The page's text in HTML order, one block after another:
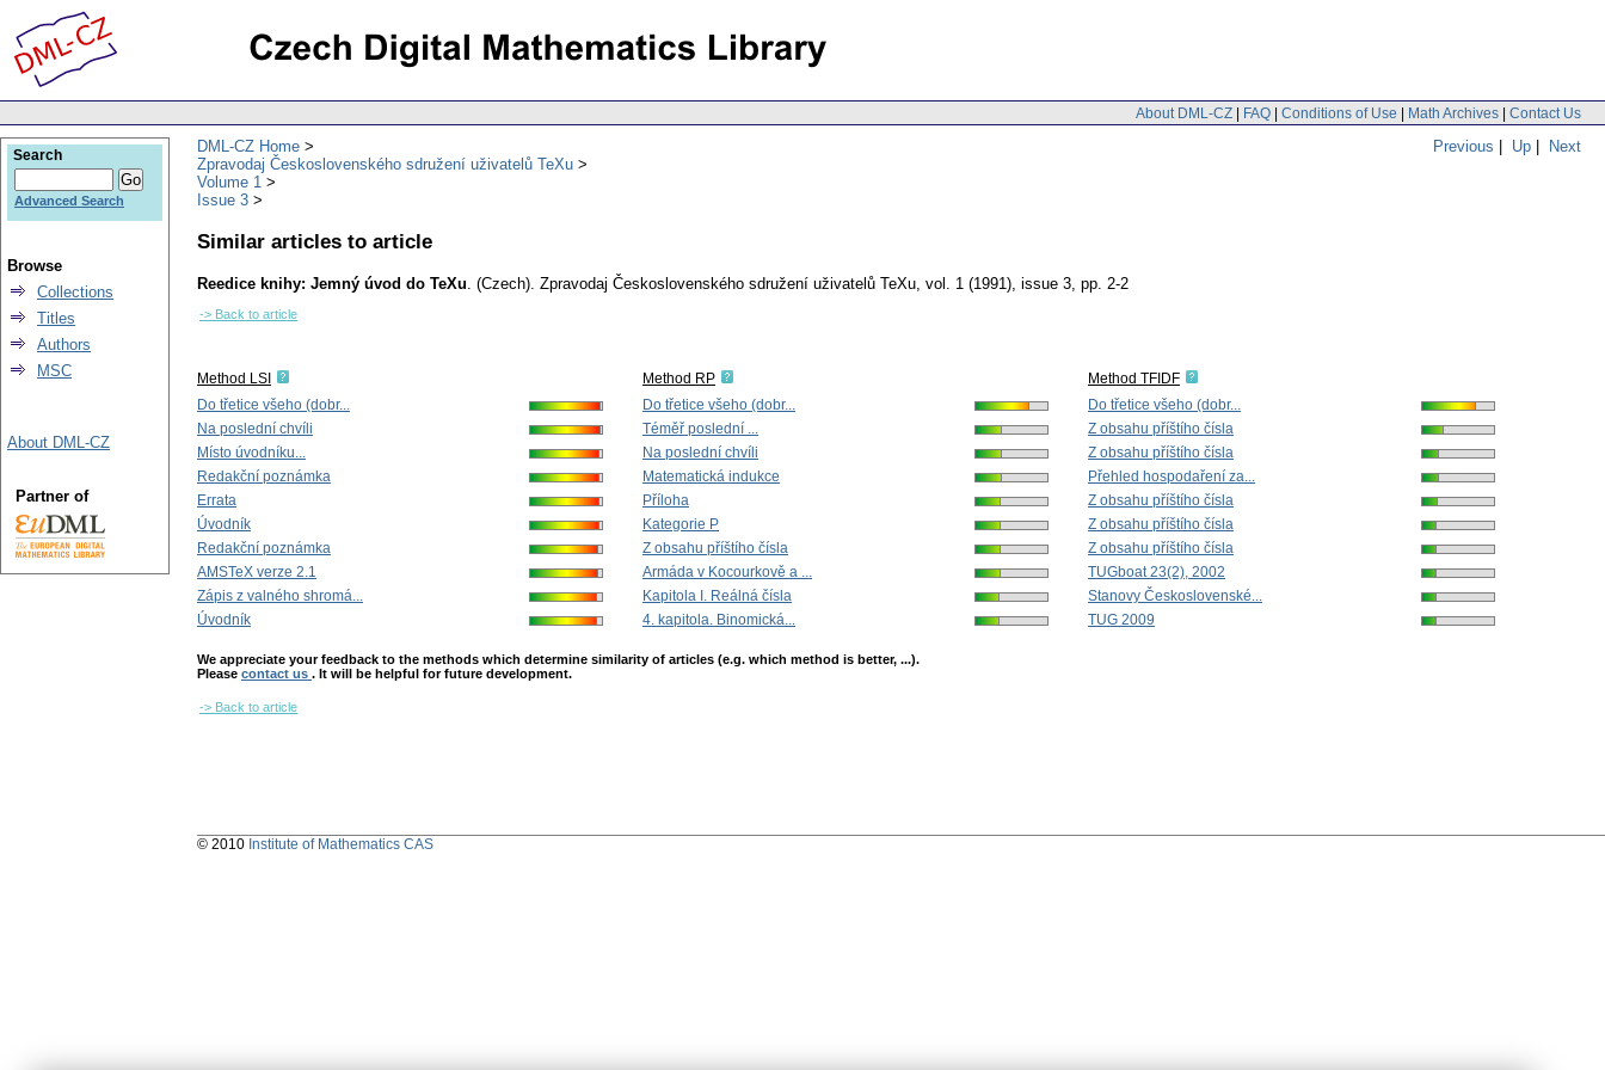
About DML-CZ | FAQ | Conditions of Use | Math Archives | Contact Us
Previous | Up | Next
DML-CZ Home
Zpravodaj Československého sdružení uživatelů TeXu
Volume 1
Issue 3
Similar articles to article
Reedice knihy: Jemný úvod do TeXu. (Czech). Zpravodaj Československého sdružení uživatelů TeXu, vol. 1 (1991), issue 3, pp. 2-2
-> Back to article
Method LSI
Do třetice všeho (dobr...
Na poslední chvíli
Místo úvodníku...
Redakční poznámka
Errata
Úvodník
Redakční poznámka
AMSTeX verze 2.1
Zápis z valného shromá...
Úvodník
Method RP
Do třetice všeho (dobr...
Téměř poslední ...
Na poslední chvíli
Matematická indukce
Příloha
Kategorie P
Z obsahu příštího čísla
Armáda v Kocourkově a ...
Kapitola I. Reálná čísla
4. kapitola. Binomická...
Method TFIDF
Do třetice všeho (dobr...
Z obsahu příštího čísla
Z obsahu příštího čísla
Přehled hospodaření za...
Z obsahu příštího čísla
Z obsahu příštího čísla
Z obsahu příštího čísla
TUGboat 23(2), 2002
Stanovy Československé...
TUG 2009
We appreciate your feedback to the methods which determine similarity of articles (e.g. which method is better, ...).
Please contact us . It will be helpful for future development.
-> Back to article
Search
Advanced Search
Browse
Collections
Titles
Authors
MSC
About DML-CZ
Partner of
© 2010 Institute of Mathematics CAS